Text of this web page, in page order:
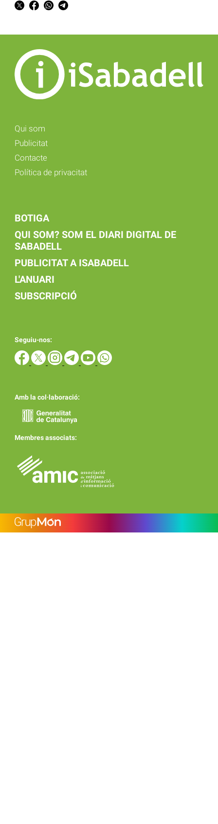
Qui som
Publicitat
Contacte
Política de privacitat
BOTIGA
QUI SOM? SOM EL DIARI DIGITAL DE
SABADELL
PUBLICITAT A ISABADELL
L'ANUARI
SUBSCRIPCIÓ
Seguiu-nos:
Amb la col·laboració:
Membres associats: